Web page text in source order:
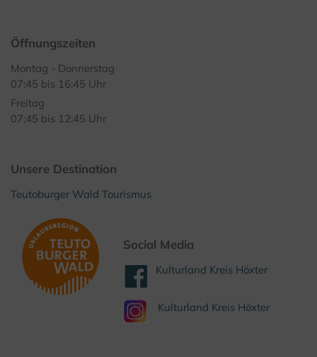
Öffnungszeiten
Montag - Donnerstag
07:45 bis 16:45 Uhr
Freitag
07:45 bis 12:45 Uhr
Unsere Destination
Teutoburger Wald Tourismus
Social Media
Kulturland Kreis Höxter
Kulturland Kreis Höxter